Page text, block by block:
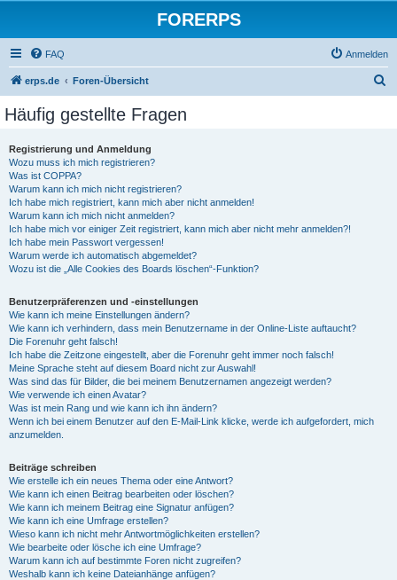
FORERPS
FAQ Anmelden
erps.de Foren-Übersicht
Häufig gestellte Fragen
Registrierung und Anmeldung
Wozu muss ich mich registrieren?
Was ist COPPA?
Warum kann ich mich nicht registrieren?
Ich habe mich registriert, kann mich aber nicht anmelden!
Warum kann ich mich nicht anmelden?
Ich habe mich vor einiger Zeit registriert, kann mich aber nicht mehr anmelden?!
Ich habe mein Passwort vergessen!
Warum werde ich automatisch abgemeldet?
Wozu ist die „Alle Cookies des Boards löschen“-Funktion?
Benutzerpräferenzen und -einstellungen
Wie kann ich meine Einstellungen ändern?
Wie kann ich verhindern, dass mein Benutzername in der Online-Liste auftaucht?
Die Forenuhr geht falsch!
Ich habe die Zeitzone eingestellt, aber die Forenuhr geht immer noch falsch!
Meine Sprache steht auf diesem Board nicht zur Auswahl!
Was sind das für Bilder, die bei meinem Benutzernamen angezeigt werden?
Wie verwende ich einen Avatar?
Was ist mein Rang und wie kann ich ihn ändern?
Wenn ich bei einem Benutzer auf den E-Mail-Link klicke, werde ich aufgefordert, mich
anzumelden.
Beiträge schreiben
Wie erstelle ich ein neues Thema oder eine Antwort?
Wie kann ich einen Beitrag bearbeiten oder löschen?
Wie kann ich meinem Beitrag eine Signatur anfügen?
Wie kann ich eine Umfrage erstellen?
Wieso kann ich nicht mehr Antwortmöglichkeiten erstellen?
Wie bearbeite oder lösche ich eine Umfrage?
Warum kann ich auf bestimmte Foren nicht zugreifen?
Weshalb kann ich keine Dateianhänge anfügen?